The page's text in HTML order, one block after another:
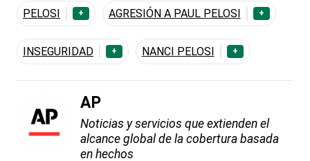
PELOSI + AGRESIÓN A PAUL PELOSI +
INSEGURIDAD + NANCI PELOSI +
AP
Noticias y servicios que extienden el
alcance global de la cobertura basada
en hechos